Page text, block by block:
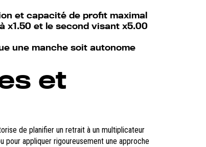
et capacité de profit maximal
x1.50 et le second visant x5.00
une manche soit autonome
et
de planifier un retrait à un multiplicateur
appliquer rigoureusement une approche